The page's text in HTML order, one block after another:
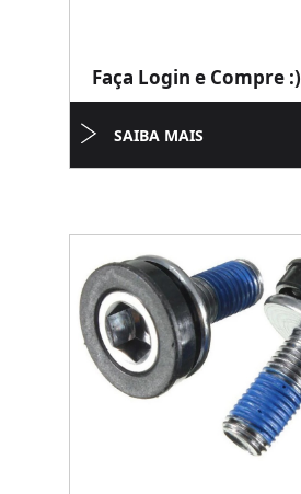
Faça Login e Compre :)
SAIBA MAIS